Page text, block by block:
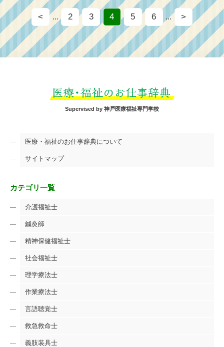
< ... 2 3 4 5 6 ... >
Supervised by 神戸医療福祉専門学校
医療・福祉のお仕事辞典について
サイトマップ
カテゴリ一覧
介護福祉士
鍼灸師
精神保健福祉士
社会福祉士
理学療法士
作業療法士
言語聴覚士
救急救命士
義肢装具士